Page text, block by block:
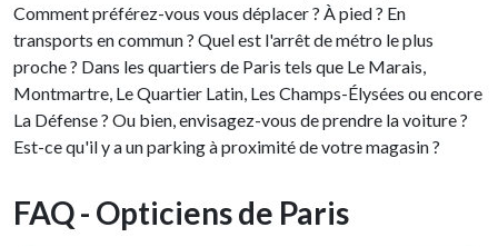
Comment préférez-vous vous déplacer ? À pied ? En
transports en commun ? Quel est l'arrêt de métro le plus
proche ? Dans les quartiers de Paris tels que Le Marais,
Montmartre, Le Quartier Latin, Les Champs-Élysées ou encore
La Défense ? Ou bien, envisagez-vous de prendre la voiture ?
Est-ce qu'il y a un parking à proximité de votre magasin ?
FAQ - Opticiens de Paris